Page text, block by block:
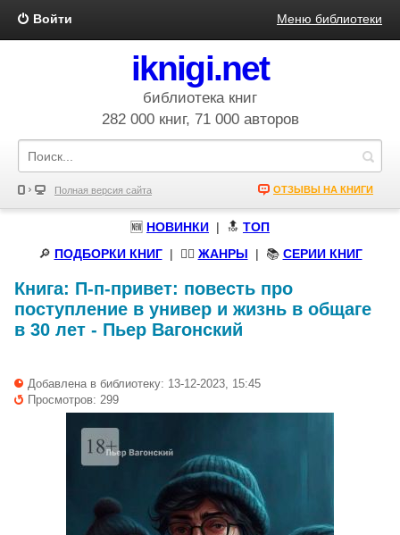
Войти Меню библиотеки
iknigi.net
библиотека книг
282 000 книг, 71 000 авторов
Полная версия сайта ОТЗЫВЫ НА КНИГИ
🆕 НОВИНКИ | 🔝 ТОП
🔎 ПОДБОРКИ КНИГ| 🧝‍♀️ ЖАНРЫ | 📚 СЕРИИ КНИГ
Книга: П-п-привет: повесть про
поступление в универ и жизнь в общаге
в 30 лет - Пьер Вагонский
Добавлена в библиотеку: 13-12-2023, 15:45
Просмотров: 299